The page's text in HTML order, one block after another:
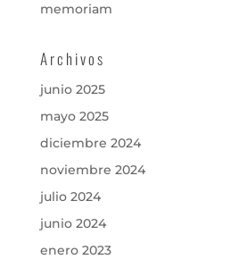
memoriam
Archivos
junio 2025
mayo 2025
diciembre 2024
noviembre 2024
julio 2024
junio 2024
enero 2023